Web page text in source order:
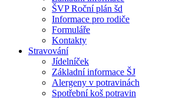
ŠVP Roční plán šd
Informace pro rodiče
Formuláře
Kontakty
Stravování
Jídelníček
Základní informace ŠJ
Alergeny v potravinách
Spotřební koš potravin